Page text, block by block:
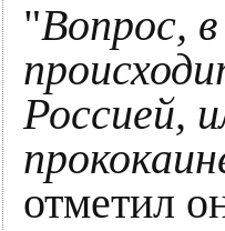
"Вопрос,
Россией,
отметил